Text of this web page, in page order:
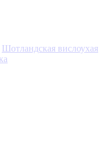
Шотландская вислоухая